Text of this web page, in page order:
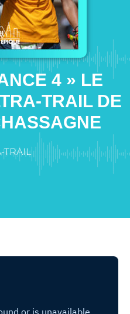
4 » LE
TRAIL DE
TRAIL